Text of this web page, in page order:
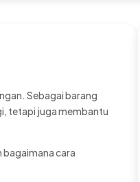
Sebagai barang
tetapi juga membantu
bagaimana cara